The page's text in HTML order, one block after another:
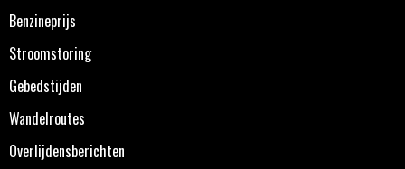
Benzineprijs
Stroomstoring
Gebedstijden
Wandelroutes
Overlijdensberichten